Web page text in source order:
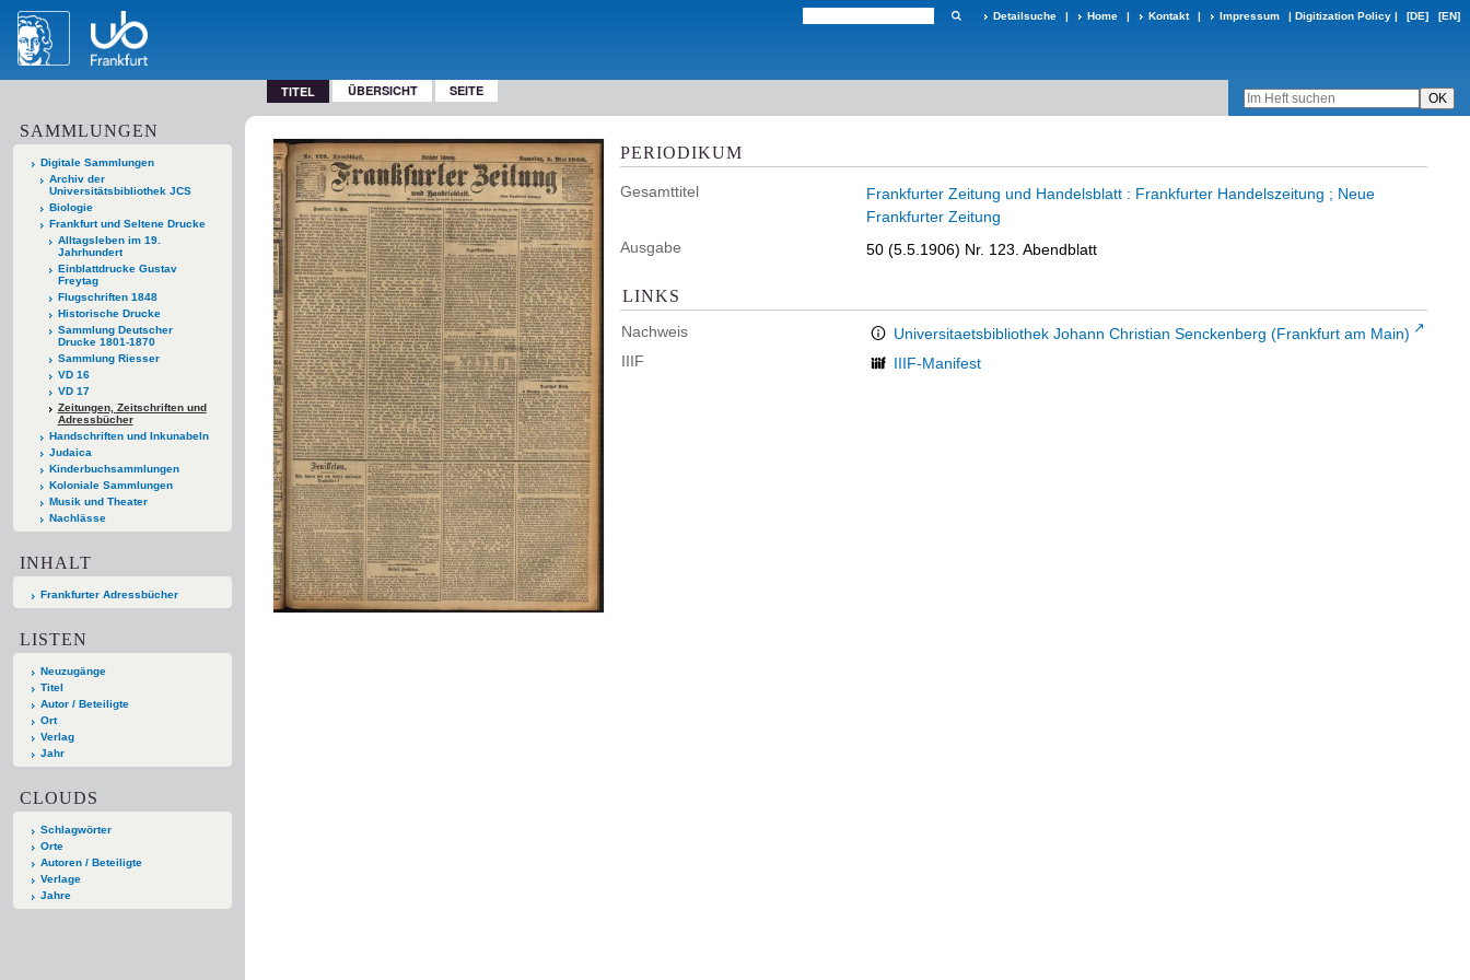
Detailsuche | Home | Kontakt | Impressum | Digitization Policy | [DE] [EN]
TITEL ÜBERSICHT SEITE
SAMMLUNGEN
Digitale Sammlungen
Archiv der
Universitätsbibliothek JCS
Biologie
Frankfurt und Seltene Drucke
Alltagsleben im 19.
Jahrhundert
Einblattdrucke Gustav
Freytag
Flugschriften 1848
Historische Drucke
Sammlung Deutscher
Drucke 1801-1870
Sammlung Riesser
VD 16
VD 17
Zeitungen, Zeitschriften und
Adressbücher
Handschriften und Inkunabeln
Judaica
Kinderbuchsammlungen
Koloniale Sammlungen
Musik und Theater
Nachlässe
INHALT
Frankfurter Adressbücher
LISTEN
Neuzugänge
Titel
Autor / Beteiligte
Ort
Verlag
Jahr
CLOUDS
Schlagwörter
Orte
Autoren / Beteiligte
Verlage
Jahre
PERIODIKUM
Gesamttitel
Frankfurter Zeitung und Handelsblatt : Frankfurter Handelszeitung ; Neue
Frankfurter Zeitung
Ausgabe
50 (5.5.1906) Nr. 123. Abendblatt
LINKS
Nachweis
Universitaetsbibliothek Johann Christian Senckenberg (Frankfurt am Main)
IIIF
IIIF-Manifest